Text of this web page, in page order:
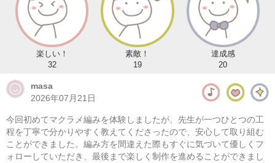
楽しい！
32
素敵！
19
達成感
20
masa
2026年07月21日
今回初めてマクラメ編みを体験しましたが、先生が一つひとつの工
程を丁寧で分かりやすく教えてくださったので、安心して取り組む
ことができました。編み方を間違えた際もすぐに気づいて優しくフ
ォローしていただき、最後まで楽しく制作を進めることができまし